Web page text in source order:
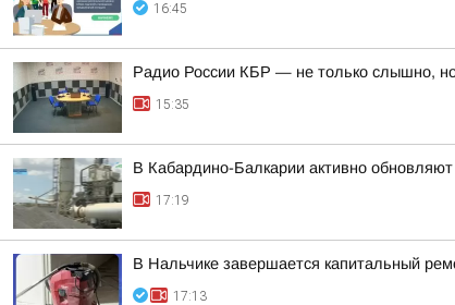
16:45
Радио России КБР — не только слышно,
15:35
В Кабардино-Балкарии активно
17:19
В Нальчике завершается капитальный
17:13